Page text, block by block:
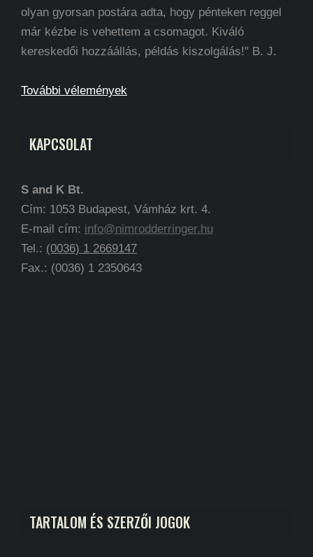
olyan gyorsan postára adta, hogy pénteken reggel
már kézbe is vehettem a csomagot. Kiváló
kereskedői hozzáállás, példás kiszolgálás!" B. J.
További vélemények
KAPCSOLAT
S and K Bt.
Cím: 1053 Budapest, Vámház krt. 4.
E-mail cím: info@nimrodderringer.hu
Tel.: (0036) 1 2669147
Fax.: (0036) 1 2350643
TARTALOM ÉS SZERZŐI JOGOK